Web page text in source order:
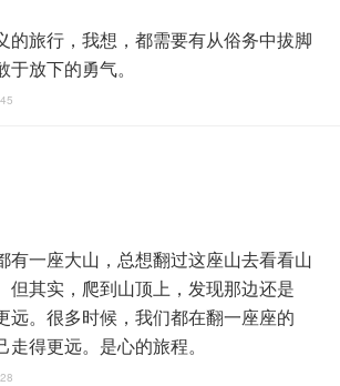
的旅行，我想，都需要有从俗务中拔脚
放下的勇气。
有一座大山，总想翻过这座山去看看山
但其实，爬到山顶上，发现那边还是
远。很多时候，我们都在翻一座座的
走得更远。是心的旅程。